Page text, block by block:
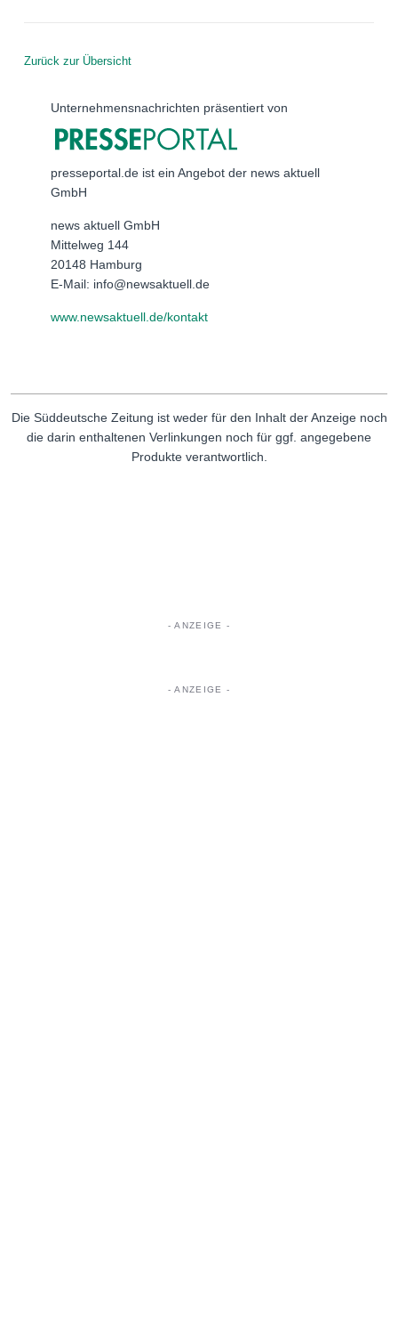
Zurück zur Übersicht
Unternehmensnachrichten präsentiert von
presseportal.de ist ein Angebot der news aktuell
GmbH
news aktuell GmbH
Mittelweg 144
20148 Hamburg
E-Mail: info@newsaktuell.de
www.newsaktuell.de/kontakt
Die Süddeutsche Zeitung ist weder für den Inhalt der Anzeige noch
die darin enthaltenen Verlinkungen noch für ggf. angegebene
Produkte verantwortlich.